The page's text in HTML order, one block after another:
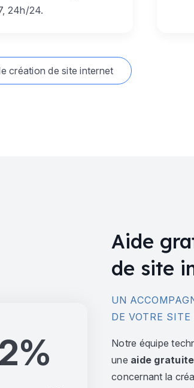
24h/24.
création de site internet
Aide
de site
UN
DE VOTRE
Notre équipe
une aide gratuite
concernant la